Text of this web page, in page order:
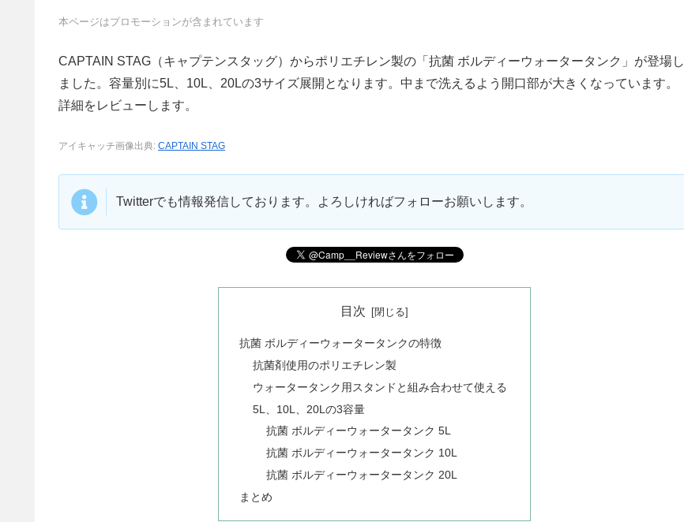
本ページはプロモーションが含まれています
CAPTAIN STAG（キャプテンスタッグ）からポリエチレン製の「抗菌 ボルディーウォータータンク」が登場し
ました。容量別に5L、10L、20Lの3サイズ展開となります。中まで洗えるよう開口部が大きくなっています。
詳細をレビューします。
アイキャッチ画像出典: CAPTAIN STAG
Twitterでも情報発信しております。よろしければフォローお願いします。
目次
抗菌 ボルディーウォータータンクの特徴
抗菌剤使用のポリエチレン製
ウォータータンク用スタンドと組み合わせて使える
5L、10L、20Lの3容量
抗菌 ボルディーウォータータンク 5L
抗菌 ボルディーウォータータンク 10L
抗菌 ボルディーウォータータンク 20L
まとめ